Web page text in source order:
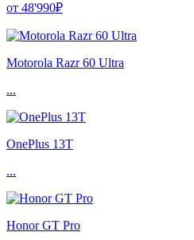
от 48'990₽
Motorola Razr 60 Ultra
...
OnePlus 13T
...
Honor GT Pro